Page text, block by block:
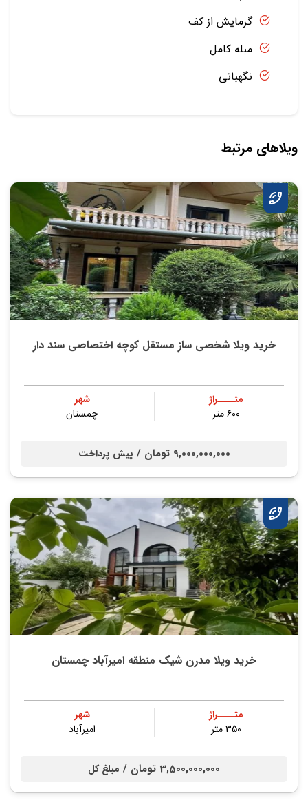
گرمایش از کف
مبله کامل
نگهبانی
ویلاهای مرتبط
خرید ویلا شخصی ساز مستقل کوچه اختصاصی سند دار
متــــراژ
۶۰۰ متر
شهر
چمستان
9,000,000,000 تومان / پیش پرداخت
خرید ویلا مدرن شیک منطقه امیرآباد چمستان
متــــراژ
350 متر
شهر
امیرآباد
3,500,000,000 تومان / مبلغ کل